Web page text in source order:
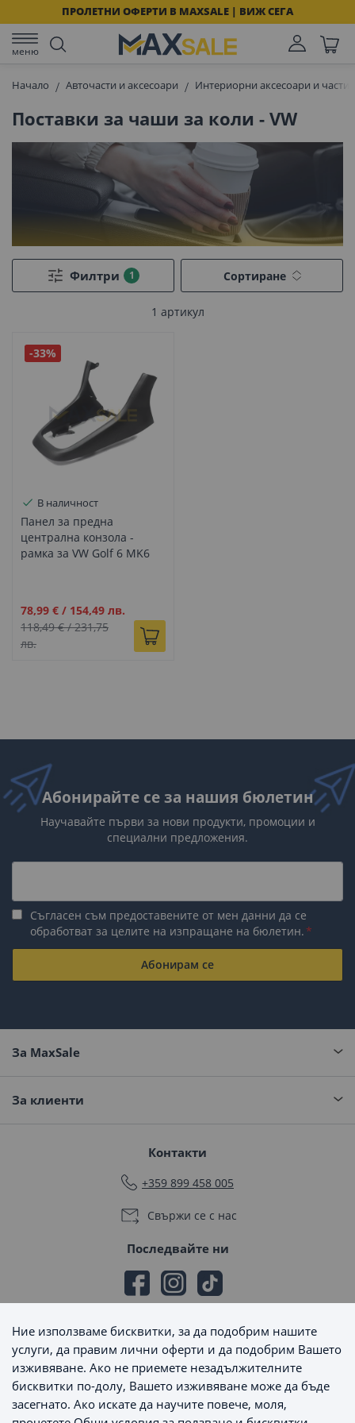
ПРОЛЕТНИ ОФЕРТИ В MAXSALE | ВИЖ СЕГА
меню
Начало Авточасти и аксесоари Интериорни аксесоари и части
Поставки за чаши за коли - VW
Филтри
1 артикул
Сортиране
-33%
В наличност
Панел за предна
централна конзола -
рамка за VW Golf 6 MK6
Промо
цена
78,99 € / 154,49 лв.
118,49 €/231,75
лв.
Абонирайте се за нашия бюлетин
Научавайте първи за нови продукти, промоции и
специални предложения.
Съгласен съм предоставените от мен данни да се
обработват за целите на изпращане на бюлетин.
Абонирам се
За MaxSale
За клиенти
Контакти
+359 899 458 005
Свържи се с нас
Последвайте ни
Начини на плащане
Ние използваме бисквитки, за да подобрим нашите
услуги, да правим лични оферти и да подобрим Вашето
изживяване. Ако не приемете незадължителните
бисквитки по-долу, Вашето изживяване може да бъде
засегнато. Ако искате да научите повече, моля,